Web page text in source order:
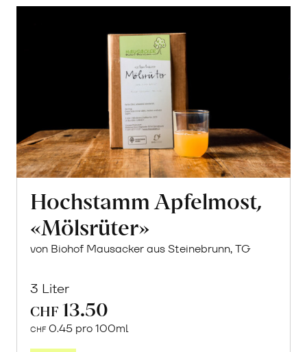
Hochstamm Apfelmost,
«Mölsrüter»
von Biohof Mausacker aus Steinebrunn, TG
3 Liter
CHF 13.50
CHF 0.45 pro 100ml